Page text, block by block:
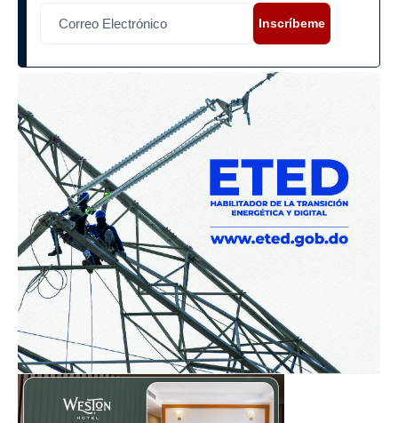
Inscríbeme